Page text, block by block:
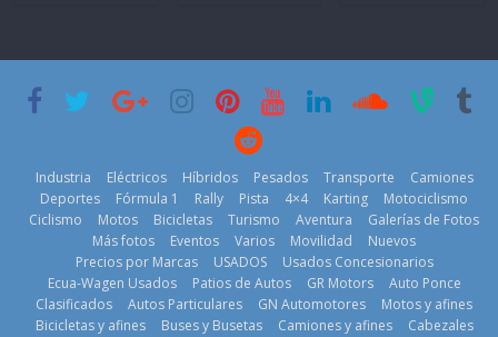
2026
Mercado
automotor
ecuatoriano
creció un 28%
jugadores de
fútbol de todo
el mundo en
‘Kia OMBC
Cup’
6 de mayo de
2026
2026
¿Qué puede
pasar con tu
vehículo si
permanece
Industria Eléctricos Híbridos Pesados Transporte
Camiones
Deportes
Fórmula 1 Rally Pista 4×4 Karting
Motociclismo
Ciclismo
Motos Bicicletas Turismo Aventura
Galerías de Fotos
Más fotos
Eventos Varios Movilidad
Nuevos
Precios por Marcas
USADOS
Usados Concesionarios
Ecua-Wagen Usados
Patios de Autos GR Motors
Auto Ponce
Clasificados
Autos Particulares GN Automotores
Motos y afines
Bicicletas y afines
Buses y Busetas Camiones y afines
Cabezales